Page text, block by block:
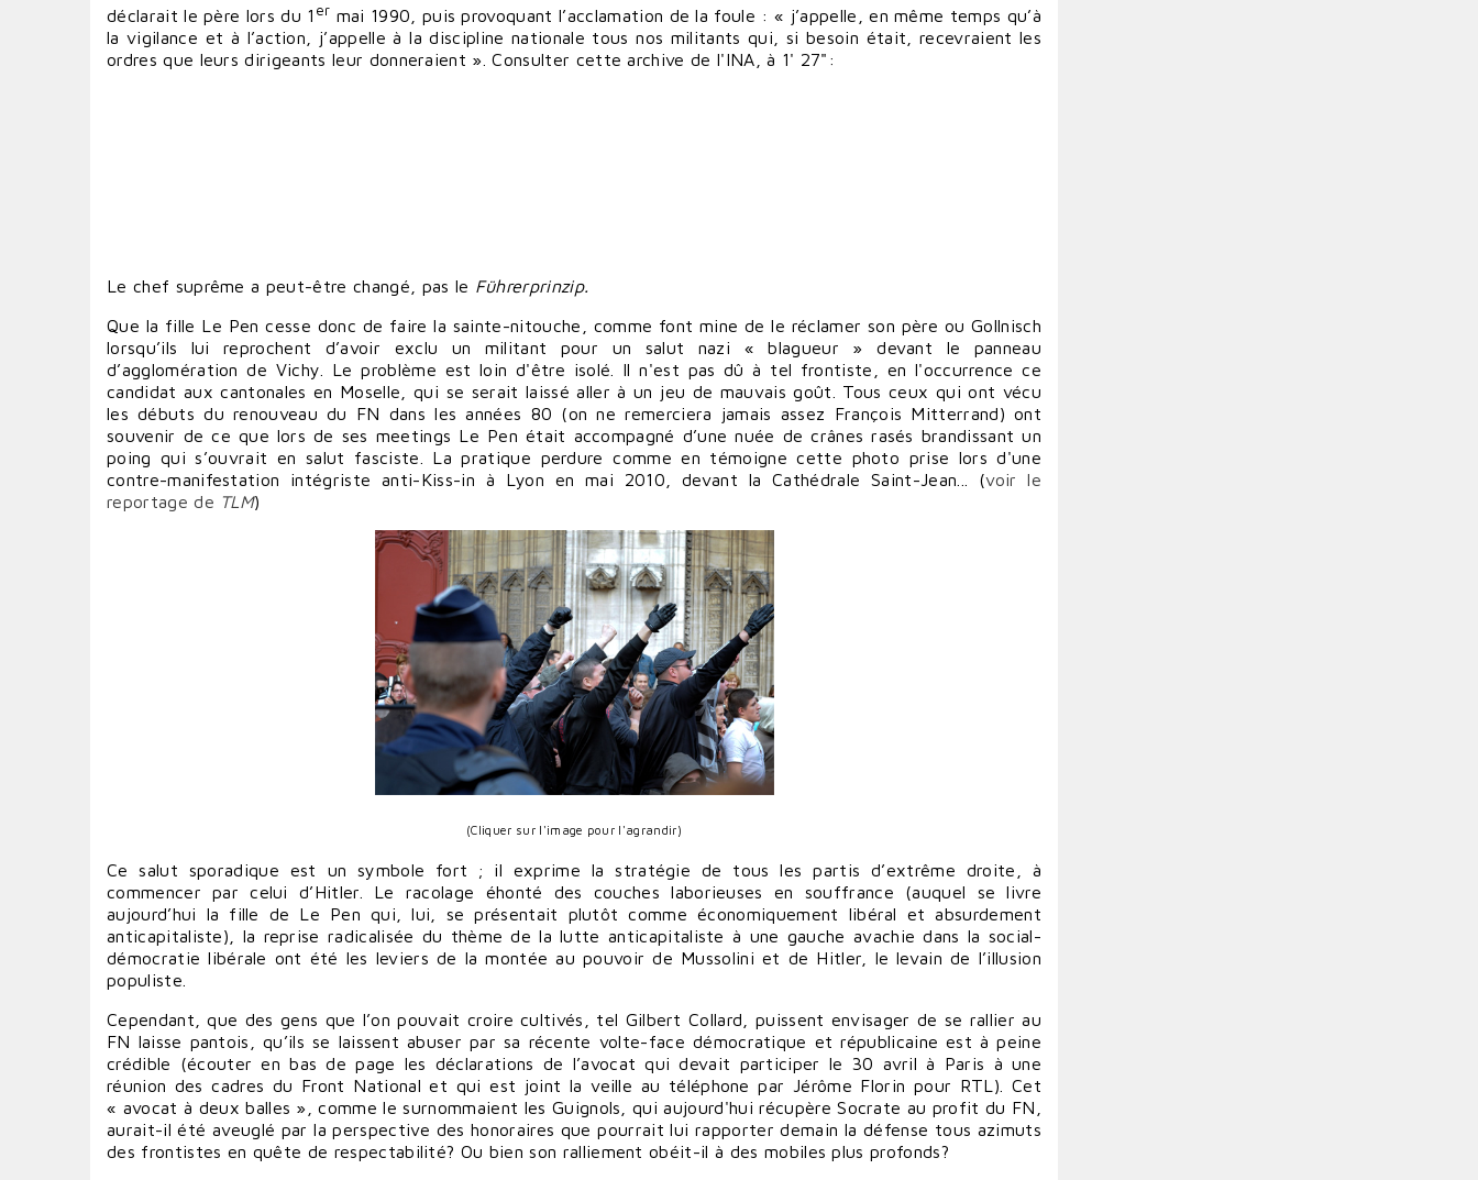
déclarait le père lors du 1 er mai 1990, puis provoquant l’acclamation de la foule : « j’appelle, en même temps qu’à
la vigilance et à l’action, j’appelle à la discipline nationale tous nos militants qui, si besoin était, recevraient les
ordres que leurs dirigeants leur donneraient ». Consulter cette archive de l'INA, à 1' 27":
Le chef suprême a peut-être changé, pas le Führerprinzip.
Que la fille Le Pen cesse donc de faire la sainte-nitouche, comme font mine de le réclamer son père ouGollnisch
lorsqu’ils lui reprochent d’avoir exclu un militant pour un salut nazi « blagueur » devant le panneau
d’agglomération de Vichy. Le problème est loin d'être isolé. Il n'est pas dû à tel frontiste, en l'occurrence ce
candidat aux cantonales en Moselle, qui se serait laissé aller à un jeu de mauvais goût. Tous ceux qui ont vécu
les débuts du renouveau du FN dans les années 80 (on ne remerciera jamais assez François Mitterrand) ont
souvenir de ce que lors de ses meetings Le Pen était accompagné d’une nuée de crânes rasés brandissant un
poing qui s’ouvrait en salut fasciste. La pratique perdure comme en témoigne cette photo prise lors d'une
contre-manifestation intégriste anti-Kiss-in à Lyon en mai 2010, devant la Cathédrale Saint-Jean... (voir le
reportage de TLM)
(Cliquer sur l'image pour l'agrandir)
Ce salut sporadique est un symbole fort ; il exprime la stratégie de tous les partis d’extrême droite, à
commencer par celui d’Hitler. Le racolage éhonté des couches laborieuses en souffrance (auquel se livre
aujourd’hui la fille de Le Pen qui, lui, se présentait plutôt comme économiquement libéral et absurdement
anticapitaliste), la reprise radicalisée du thème de la lutte anticapitaliste à une gauche avachie dans la social-
démocratie libérale ont été les leviers de la montée au pouvoir de Mussolini et de Hitler, le levain de l’illusion
populiste.
Cependant, que des gens que l’on pouvait croire cultivés, tel Gilbert Collard, puissent envisager de se rallier au
FN laisse pantois, qu’ils se laissent abuser par sa récente volte-face démocratique et républicaine est à peine
crédible (écouter en bas de page les déclarations de l’avocat qui devait participer le 30 avril à Paris à une
réunion des cadres du Front National et qui est joint la veille au téléphone par Jérôme Florin pour RTL). Cet
« avocat à deux balles », comme le surnommaient les Guignols, qui aujourd'hui récupère Socrate au profit du FN,
aurait-il été aveuglé par la perspective des honoraires que pourrait lui rapporter demain la défense tous azimuts
des frontistes en quête de respectabilité? Ou bien son ralliement obéit-il à des mobiles plus profonds?